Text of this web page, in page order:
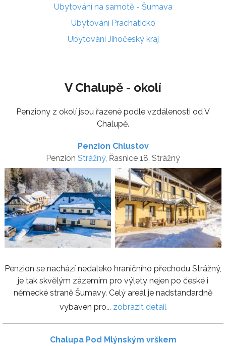
Ubytování na samotě - Šumava
Ubytování Prachaticko
Ubytování Jihočeský kraj
V Chalupě - okolí
Penziony z okolí jsou řazené podle vzdálenosti od V
Chalupě.
Penzion Chlustov
Penzion Strážný, Řasnice 18, Strážný
Penzion se nachází nedaleko hraničního přechodu Strážný,
je tak skvělým zázemím pro výlety nejen po české i
německé straně Šumavy. Celý areál je nadstandardně
vybaven pro... zobrazit detail
Chalupa Pod Mlýnským vrškem